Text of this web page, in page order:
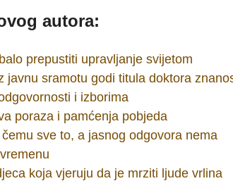
autora:
prepustiti upravljanje svijetom
javnu sramotu godi titula doktora
i izborima
poraza i pamćenja pobjeda
sve to, a jasnog odgovora nema
koja vjeruju da je mrziti ljude vrlina